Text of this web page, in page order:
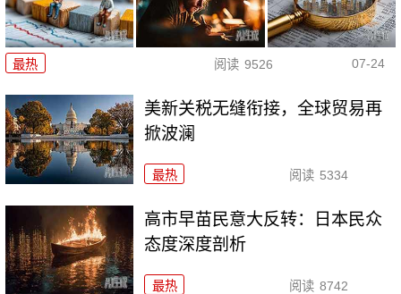
最热 阅读 9526 07-24
美新关税无缝衔接，全球贸易再
掀波澜
最热 阅读 5334
高市早苗民意大反转：日本民众
态度深度剖析
最热 阅读 8742